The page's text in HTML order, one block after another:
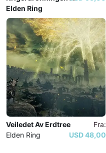
Elden Ring
Elden Ring
Veiledet Av Erdtree
Elden Ring
Fra:
USD 48,00